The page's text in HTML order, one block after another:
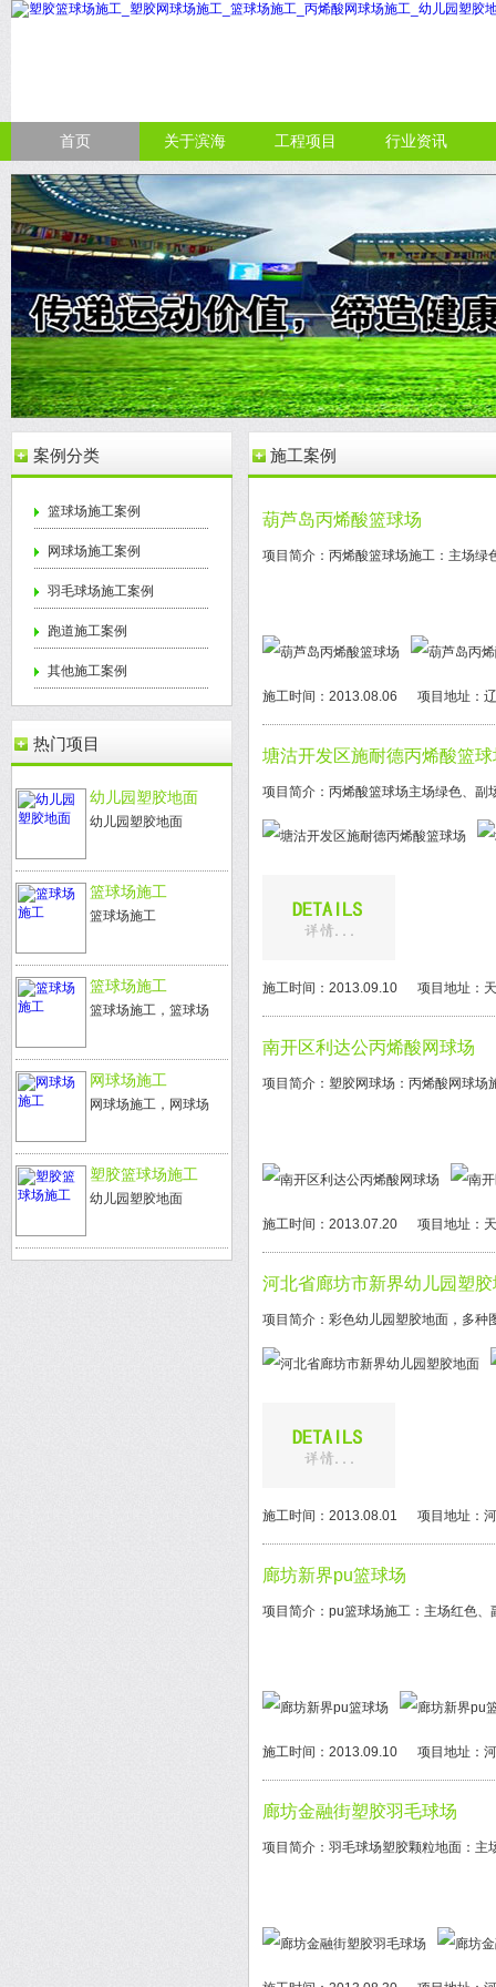
首页 关于滨海 工程项目 行业资讯
施工案例
葫芦岛丙烯酸篮球场
项目简介：丙烯酸篮球场施工：主场绿
施工时间：2013.08.06 项目地址：
塘沽开发区施耐德丙烯酸篮球
项目简介：丙烯酸篮球场主场绿色、副
施工时间：2013.09.10 项目地址：
南开区利达公丙烯酸网球场
项目简介：塑胶网球场：丙烯酸网球场
施工时间：2013.07.20 项目地址：
河北省廊坊市新界幼儿园塑
项目简介：彩色幼儿园塑胶地面，多种
施工时间：2013.08.01 项目地址：
廊坊新界pu篮球场
项目简介：pu篮球场施工：主场红色、
施工时间：2013.09.10 项目地址：
廊坊金融街塑胶羽毛球场
项目简介：羽毛球场塑胶颗粒地面：主
案例分类
篮球场施工案例
网球场施工案例
羽毛球场施工案例
跑道施工案例
其他施工案例
热门项目
幼儿园塑胶地面
幼儿园塑胶地面
篮球场施工
篮球场施工
篮球场施工
篮球场施工，篮球场
网球场施工
网球场施工，网球场
塑胶篮球场施工
幼儿园塑胶地面